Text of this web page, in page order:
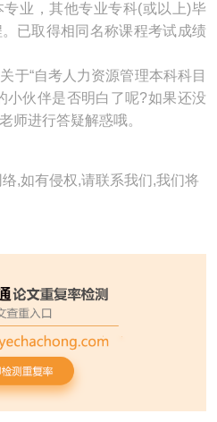
业，其他专业专科(或以上)毕
已取得相同名称课程考试成绩
“自考人力资源管理本科科目
小伙伴是否明白了呢?如果还没
师进行答疑解惑哦。
,如有侵权,请联系我们,我们将